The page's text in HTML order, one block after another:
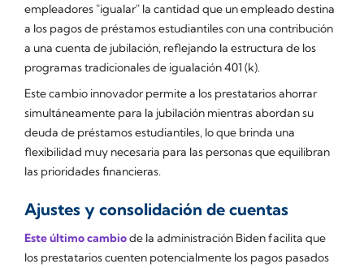
empleadores "igualar" la cantidad que un empleado destina
a los pagos de préstamos estudiantiles con una contribución
a una cuenta de jubilación, reflejando la estructura de los
programas tradicionales de igualación 401 (k).
Este cambio innovador permite a los prestatarios ahorrar
simultáneamente para la jubilación mientras abordan su
deuda de préstamos estudiantiles, lo que brinda una
flexibilidad muy necesaria para las personas que equilibran
las prioridades financieras.
Ajustes y consolidación de cuentas
Este último cambiode la administración Biden facilita que
los prestatarios cuenten potencialmente los pagos pasados